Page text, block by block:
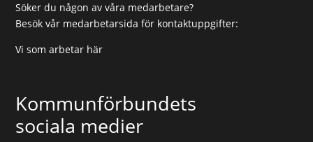
Söker du någon av våra medarbetare?
Besök vår medarbetarsida för kontaktuppgifter:
Vi som arbetar här
Kommunförbundets
sociala medier